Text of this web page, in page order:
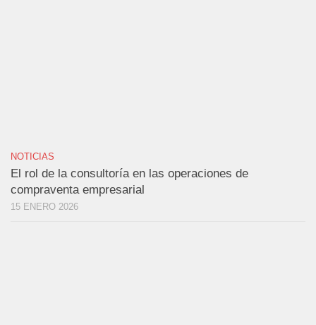
NOTICIAS
El rol de la consultoría en las operaciones de
compraventa empresarial
15 ENERO 2026